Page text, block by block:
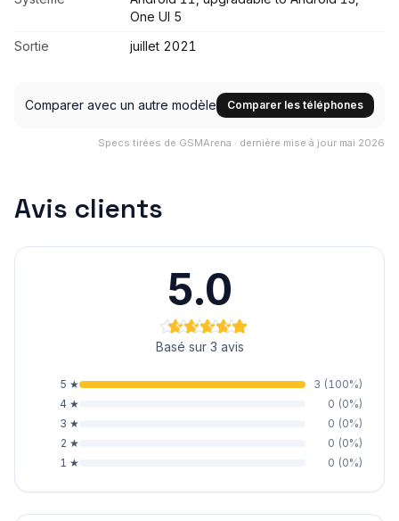
One UI 5
Sortie
juillet 2021
Comparer avec un autre modèle Comparer les téléphones
Specs tirées de GSMArena · dernière mise à jour mai 2026
Avis clients
5.0
Basé sur 3 avis
5 ★ 3 (100%)
4 ★ 0 (0%)
3 ★ 0 (0%)
2 ★ 0 (0%)
1 ★ 0 (0%)